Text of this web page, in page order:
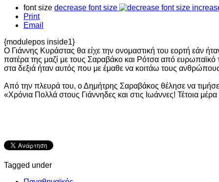
font size decrease font size
Print
Email
{modulepos inside1}
Ο Γιάννης Κυράστας θα είχε την ονομαστική του εορτή εάν
πατέρα της μαζί με τους Σαραβάκο και Ρότσα από ευρωπαϊκό
στα δεξιά ήταν αυτός που με έμαθε να κοιτάω τους
Από την πλευρά του, ο Δημήτρης Σαραβάκος θέλησε να
«Χρόνια Πολλά στους Γιάννηδες και στις Ιωάννες! Τέτοια
Tagged under